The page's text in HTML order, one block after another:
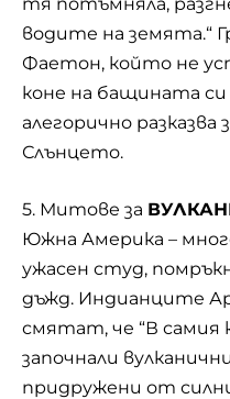
водите на земята.“
Фаетон, който не
коне на бащината си
алегорично
Слънцето.
5. Митове за
Южна Америка –
ужасен студ,
дъжд. Индианците
смятат, че “В самия
започнали
придружени от